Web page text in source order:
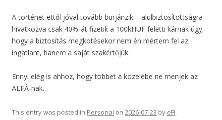
A történet ettől jóval tovább burjánzik – alulbiztosítottságra
hivatkozva csak 40%-át fizetik a 100kHUF feletti kárnak úgy,
hogy a biztosítás megkötésekor nem én mértem fel az
ingatlant, hanem a saját szakértőjük.
Ennyi elég is ahhoz, hogy többet a közelébe ne menjek az
ALFÁ-nak.
This entry was posted in Personal on 2026-07-23 by eFi.